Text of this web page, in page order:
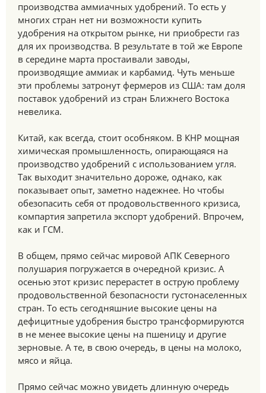
производства аммиачных удобрений. То есть у
многих стран нет ни возможности купить
удобрения на открытом рынке, ни приобрести газ
для их производства. В результате в той же Европе
в середине марта простаивали заводы,
производящие аммиак и карбамид. Чуть меньше
эти проблемы затронут фермеров из США: там доля
поставок удобрений из стран Ближнего Востока
невелика.
Китай, как всегда, стоит особняком. В КНР мощная
химическая промышленность, опирающаяся на
производство удобрений с использованием угля.
Так выходит значительно дороже, однако, как
показывает опыт, заметно надежнее. Но чтобы
обезопасить себя от продовольственного кризиса,
компартия запретила экспорт удобрений. Впрочем,
как и ГСМ.
В общем, прямо сейчас мировой АПК Северного
полушария погружается в очередной кризис. А
осенью этот кризис перерастет в острую проблему
продовольственной безопасности густонаселенных
стран. То есть сегодняшние высокие цены на
дефицитные удобрения быстро трансформируются
в не менее высокие цены на пшеницу и другие
зерновые. А те, в свою очередь, в цены на молоко,
мясо и яйца.
Прямо сейчас можно увидеть длинную очередь